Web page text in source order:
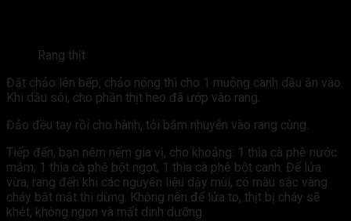
Rang thịt
Đặt chảo lên bếp, chảo nóng thì cho 1 muỗng canh dầu ăn vào.
Khi dầu sôi, cho phần thịt heo đã ướp vào rang.
Đảo đều tay rồi cho hành, tỏi băm nhuyễn vào rang cùng.
Tiếp đến, bạn nêm nếm gia vị, cho khoảng: 1 thìa cà phê nước
mắm, 1 thìa cà phê bột ngọt, 1 thìa cà phê bột canh. Để lửa
vừa, rang đến khi các nguyên liệu dậy mùi, có màu sắc vàng
cháy bắt mắt thì dừng. Không nên để lửa to, thịt bị cháy sẽ
khét, không ngon và mất dinh dưỡng.